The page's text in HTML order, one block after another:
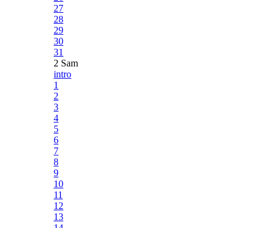
27
28
29
30
31
2 Sam
intro
1
2
3
4
5
6
7
8
9
10
11
12
13